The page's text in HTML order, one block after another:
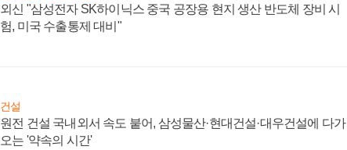
외신 "삼성전자 SK하이닉스 중국 공장용 현지 생산 반도체 장비 시
험, 미국 수출통제 대비"
건설
원전 건설 국내외서 속도 붙어, 삼성물산·현대건설·대우건설에 다가
오는 '약속의 시간'